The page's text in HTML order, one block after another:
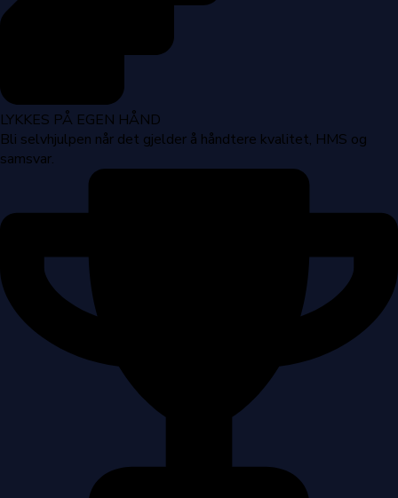
LYKKES PÅ EGEN HÅND
Bli selvhjulpen når det gjelder å håndtere kvalitet, HMS og
samsvar.